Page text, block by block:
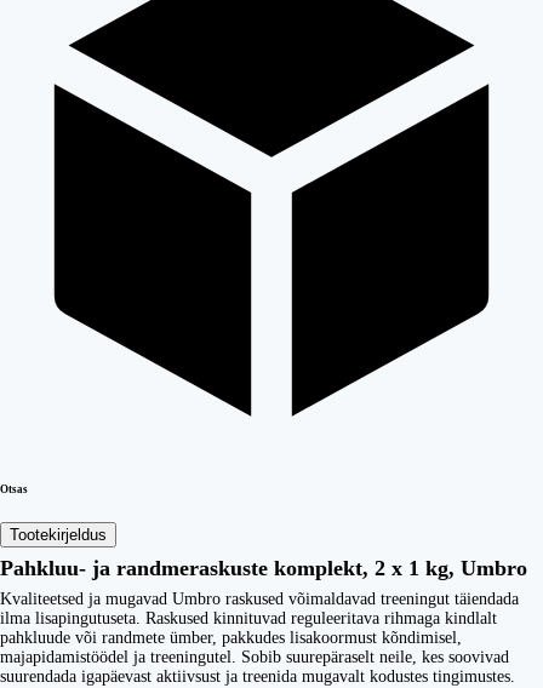
Otsas
Tootekirjeldus
Pahkluu- ja randmeraskuste komplekt, 2 x 1 kg, Umbro
Kvaliteetsed ja mugavad Umbro raskused võimaldavad treeningut täiendada
ilma lisapingutuseta. Raskused kinnituvad reguleeritava rihmaga kindlalt
pahkluude või randmete ümber, pakkudes lisakoormust kõndimisel,
majapidamistöödel ja treeningutel. Sobib suurepäraselt neile, kes soovivad
suurendada igapäevast aktiivsust ja treenida mugavalt kodustes tingimustes.